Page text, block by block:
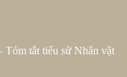
tắt tiểu sử Nhân vật